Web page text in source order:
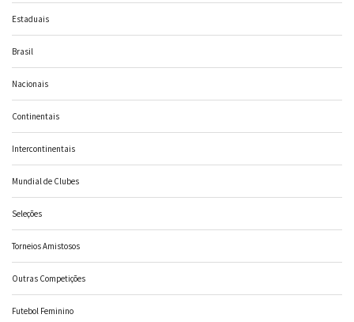
Estaduais
Brasil
Nacionais
Continentais
Intercontinentais
Mundial de Clubes
Seleções
Torneios Amistosos
Outras Competições
Futebol Feminino